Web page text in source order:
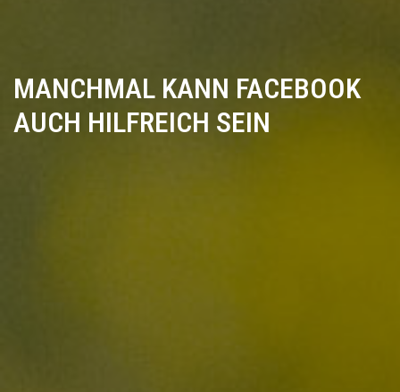
MANCHMAL KANN FACEBOOK
AUCH HILFREICH SEIN